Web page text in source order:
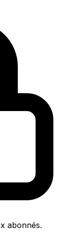
abonnés.